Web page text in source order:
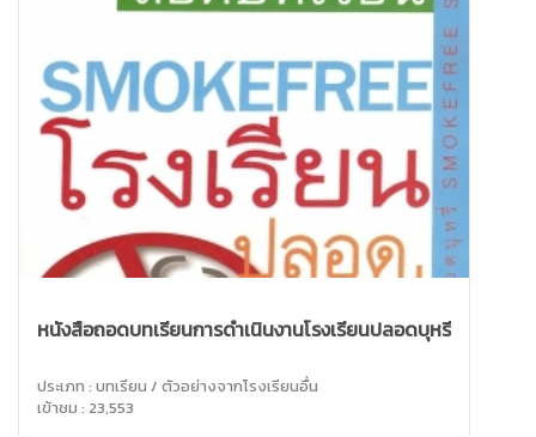
หนังสือถอดบทเรียนการดำเนินงานโรงเรียนปลอดบุหรี่
ประเภท : บทเรียน / ตัวอย่างจากโรงเรียนอื่น
เข้าชม : 23,553